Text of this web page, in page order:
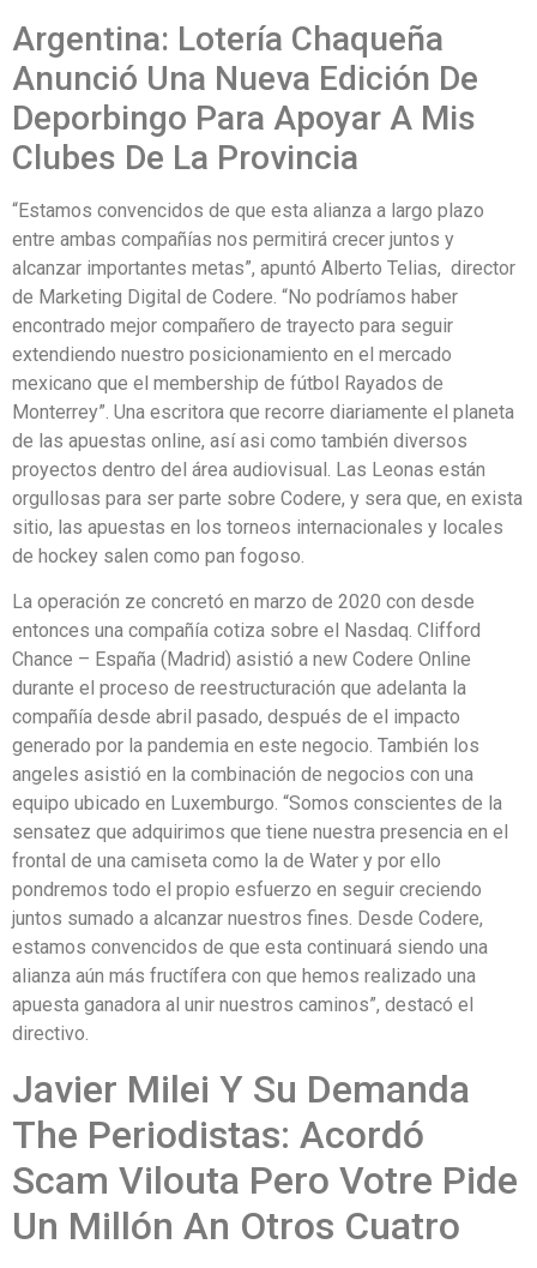
Argentina: Lotería Chaqueña
Anunció Una Nueva Edición De
Deporbingo Para Apoyar A Mis
Clubes De La Provincia
“Estamos convencidos de que esta alianza a largo plazo
entre ambas compañías nos permitirá crecer juntos y
alcanzar importantes metas”, apuntó Alberto Telias, director
de Marketing Digital de Codere. “No podríamos haber
encontrado mejor compañero de trayecto para seguir
extendiendo nuestro posicionamiento en el mercado
mexicano que el membership de fútbol Rayados de
Monterrey”. Una escritora que recorre diariamente el planeta
de las apuestas online, así asi como también diversos
proyectos dentro del área audiovisual. Las Leonas están
orgullosas para ser parte sobre Codere, y sera que, en exista
sitio, las apuestas en los torneos internacionales y locales
de hockey salen como pan fogoso.
La operación ze concretó en marzo de 2020 con desde
entonces una compañía cotiza sobre el Nasdaq. Clifford
Chance – España (Madrid) asistió a new Codere Online
durante el proceso de reestructuración que adelanta la
compañía desde abril pasado, después de el impacto
generado por la pandemia en este negocio. También los
angeles asistió en la combinación de negocios con una
equipo ubicado en Luxemburgo. “Somos conscientes de la
sensatez que adquirimos que tiene nuestra presencia en el
frontal de una camiseta como la de Water y por ello
pondremos todo el propio esfuerzo en seguir creciendo
juntos sumado a alcanzar nuestros fines. Desde Codere,
estamos convencidos de que esta continuará siendo una
alianza aún más fructífera con que hemos realizado una
apuesta ganadora al unir nuestros caminos”, destacó el
directivo.
Javier Milei Y Su Demanda
The Periodistas: Acordó
Scam Vilouta Pero Votre Pide
Un Millón An Otros Cuatro